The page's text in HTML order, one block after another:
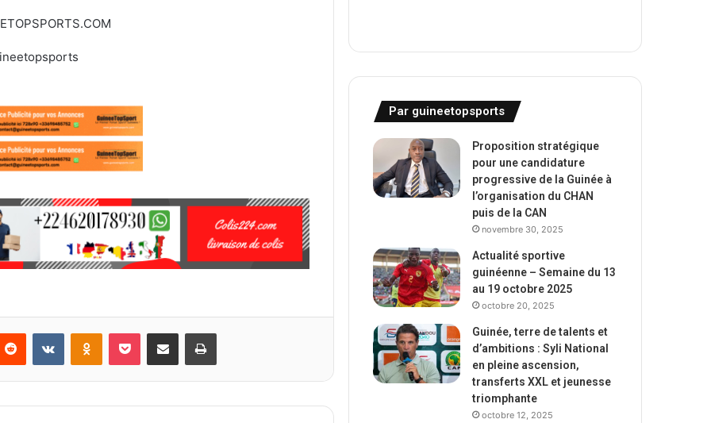
Par guineetopsports
Proposition stratégique
pour une candidature
progressive de la Guinée à
l’organisation du CHAN
puis de la CAN
novembre 30, 2025
Actualité sportive
guinéenne – Semaine du 13
au 19 octobre 2025
octobre 20, 2025
Guinée, terre de talents et
d’ambitions : Syli National
en pleine ascension,
transferts XXL et jeunesse
triomphante
octobre 12, 2025